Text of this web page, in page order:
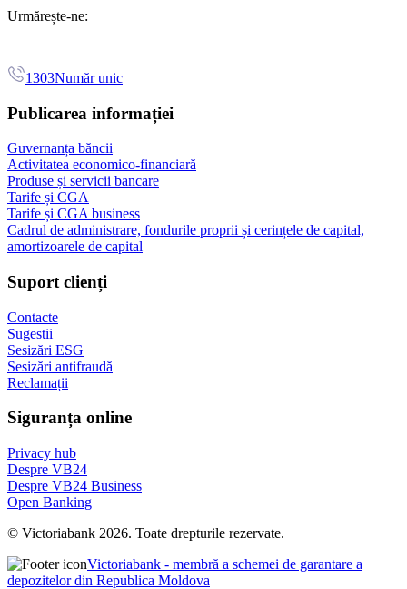
Urmărește-ne:
1303Număr unic
Publicarea informației
Guvernanța băncii
Activitatea economico-financiară
Produse și servicii bancare
Tarife și CGA
Tarife și CGA business
Cadrul de administrare, fondurile proprii și cerințele de capital,
amortizoarele de capital
Suport clienți
Contacte
Sugestii
Sesizări ESG
Sesizări antifraudă
Reclamații
Siguranța online
Privacy hub
Despre VB24
Despre VB24 Business
Open Banking
© Victoriabank 2026. Toate drepturile rezervate.
Victoriabank - membră a schemei de garantare a
depozitelor din Republica Moldova